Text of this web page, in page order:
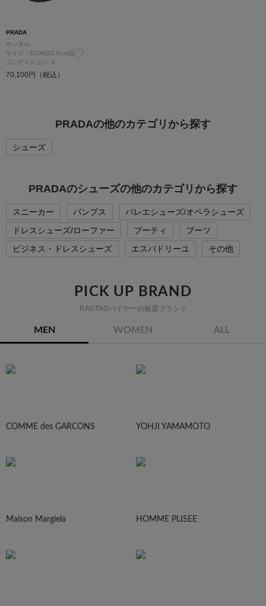
PRADA
サンダル
サイズ：EU36(22.5cm位)
コンディション: A
70,100円（税込）
PRADAの他のカテゴリから探す
シューズ
PRADAのシューズの他のカテゴリから探す
スニーカー パンプス
バレエシューズ/オペラシューズ
ドレスシューズ/ローファー
ブーティ
ブーツ
ビジネス・ドレスシューズ
エスパドリーユ その他
PICK UP BRAND
RAGTAGバイヤーの厳選ブランド
MEN WOMEN ALL
COMME des GARCONS YOHJI YAMAMOTO
Maison Margiela HOMME PLISEE